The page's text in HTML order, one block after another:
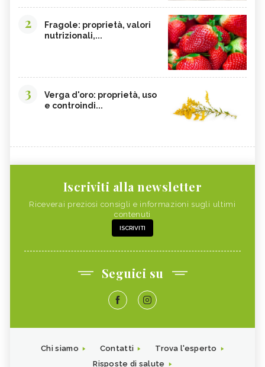
2
Fragole: proprietà, valori
nutrizionali,...
3
Verga d'oro: proprietà, uso
e controindi...
Iscriviti alla newsletter
Riceverai preziosi consigli e informazioni sugli ultimi
contenuti
ISCRIVITI
Seguici su
Chi siamo Contatti
Trova l'esperto
Risposte di salute